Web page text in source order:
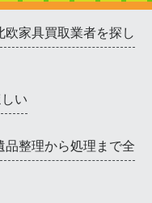
家具買取業者を探し
い
整理から処理まで全